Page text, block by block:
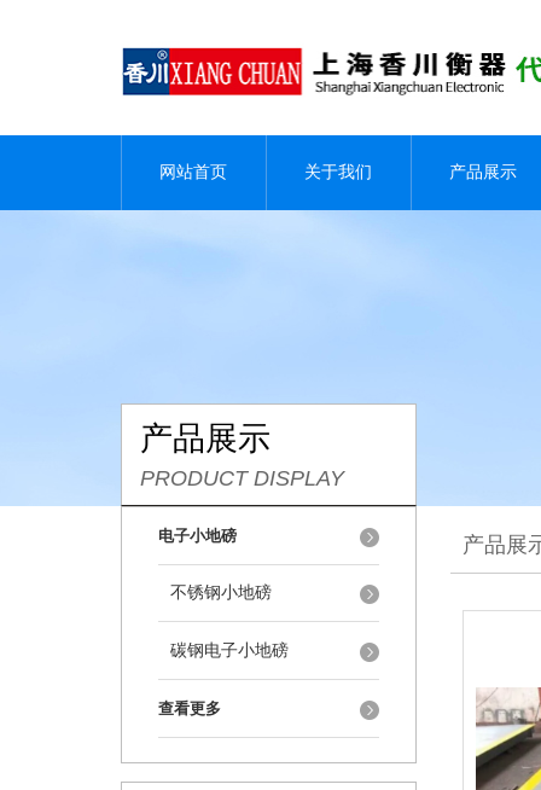
网站首页 关于我们 产品展示
产品展示
PRODUCT DISPLAY
电子小地磅
不锈钢小地磅
碳钢电子小地磅
查看更多
产品展